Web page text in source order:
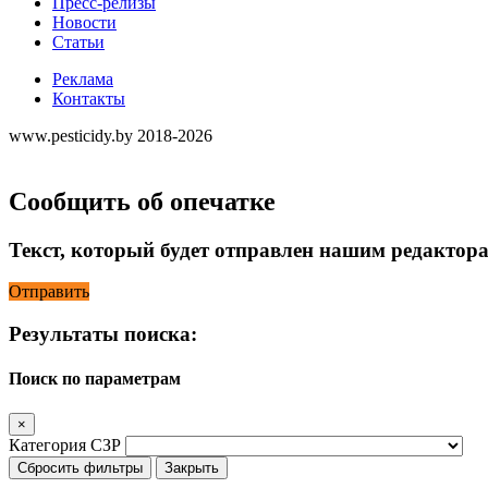
Новости
Статьи
Реклама
Контакты
www.pesticidy.by 2018-2026
Сообщить об опечатке
Текст, который будет отправлен нашим
Отправить
Результаты поиска:
Поиск по параметрам
×
Категория СЗР
Сбросить фильтры Закрыть